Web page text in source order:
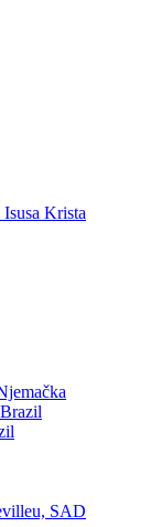
Krista
SAD